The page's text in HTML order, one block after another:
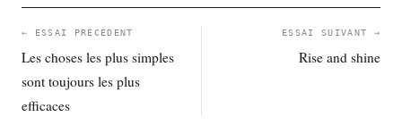
← ESSAI PRÉCÉDENT
Les choses les plus simples
sont toujours les plus
efficaces
ESSAI SUIVANT →
Rise and shine